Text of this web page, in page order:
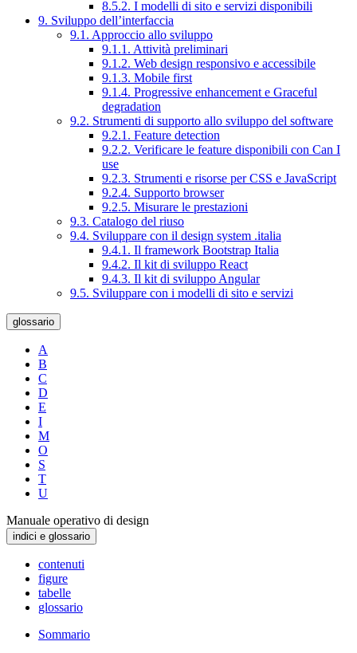
8.5.2. I modelli di sito e servizi disponibili
9. Sviluppo dell’interfaccia
9.1. Approccio allo sviluppo
9.1.1. Attività preliminari
9.1.2. Web design responsivo e accessibile
9.1.3. Mobile first
9.1.4. Progressive enhancement e Graceful
degradation
9.2. Strumenti di supporto allo sviluppo del software
9.2.1. Feature detection
9.2.2. Verificare le feature disponibili con Can I
use
9.2.3. Strumenti e risorse per CSS e JavaScript
9.2.4. Supporto browser
9.2.5. Misurare le prestazioni
9.3. Catalogo del riuso
9.4. Sviluppare con il design system .italia
9.4.1. Il framework Bootstrap Italia
9.4.2. Il kit di sviluppo React
9.4.3. Il kit di sviluppo Angular
9.5. Sviluppare con i modelli di sito e servizi
glossario
A
B
C
D
E
I
M
O
S
T
U
Manuale operativo di design
indici e glossario
contenuti
figure
tabelle
glossario
Sommario